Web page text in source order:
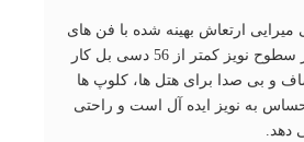
ارتعاش بهینه شده با فن های
کم سر و صدا که در سطوح نویز کمتر از 56 دسی بل کار
و بی صدا برای هتل ها، کلوپ ها
به نویز ایده آل است و راحتی
دهد.